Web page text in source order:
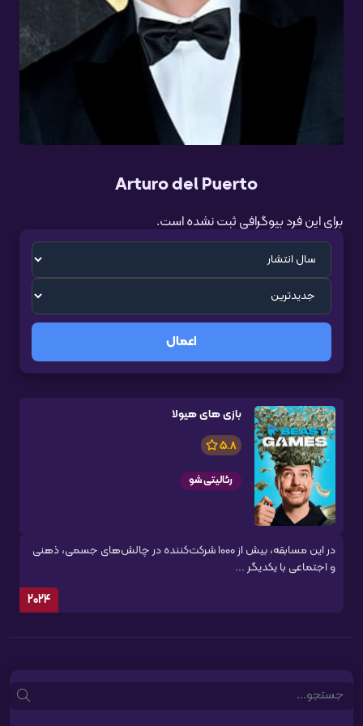
Arturo del Puerto
برای این فرد بیوگرافی ثبت نشده است.
اعمال
بازی های هیولا
5.8
رئالیتی شو
در این مسابقه، بیش از ۱۰۰۰ شرکت‌کننده در چالش‌های جسمی، ذهنی
و اجتماعی با یکدیگر ...
2024
Search